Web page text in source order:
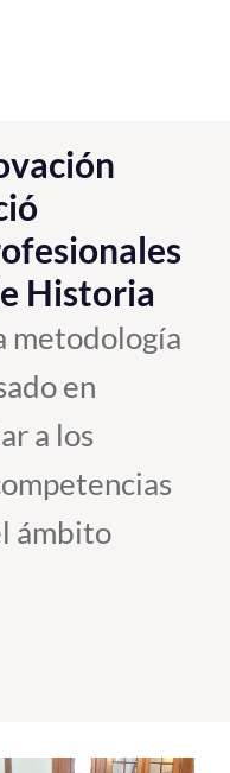
Historia
metodología
en
a los
ámbito